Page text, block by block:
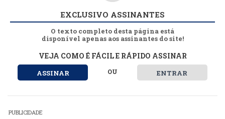
EXCLUSIVO ASSINANTES
O texto completo desta página está
disponível apenas aos assinantes do site!
VEJA COMO É FÁCIL E RÁPIDO ASSINAR
ASSINAR OU ENTRAR
PUBLICIDADE